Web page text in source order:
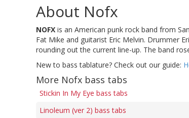
About Nofx
NOFX is an American punk rock band from
Fat Mike and guitarist Eric Melvin. Drummer
rounding out the current line-up. The band
New to bass tablature? Check out our guide:
More Nofx bass tabs
Stickin In My Eye bass tabs
Linoleum (ver 2) bass tabs